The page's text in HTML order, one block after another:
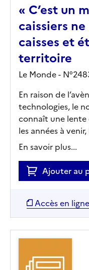
« C’est un
caissiers
caisses et
territoire
Le Monde -
En raison de
technologies, le
connaît une lente
les années à
En savoir plus...
Ajouter au
Accès en